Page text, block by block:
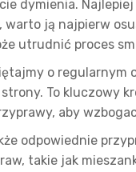
dymienia.
ją najpierw
utrudnić proces
o regularnym
To kluczowy
aby
odpowiednie
takie jak